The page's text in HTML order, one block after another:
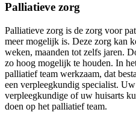
Palliatieve zorg
Palliatieve zorg is de zorg voor
meer mogelijk is. Deze zorg kan
weken, maanden tot zelfs jaren.
zo hoog mogelijk te houden. In
palliatief team werkzaam, dat
een verpleegkundig specialist.
verpleegkundige of uw huisarts
doen op het palliatief team.